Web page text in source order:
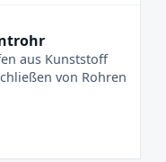
aus Kunststoff
von Rohren